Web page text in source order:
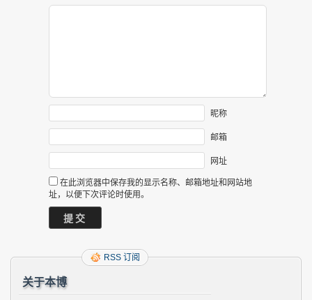
昵称
邮箱
网址
在此浏览器中保存我的显示名称、邮箱地址和网站地
址，以便下次评论时使用。
RSS 订阅
关于本博